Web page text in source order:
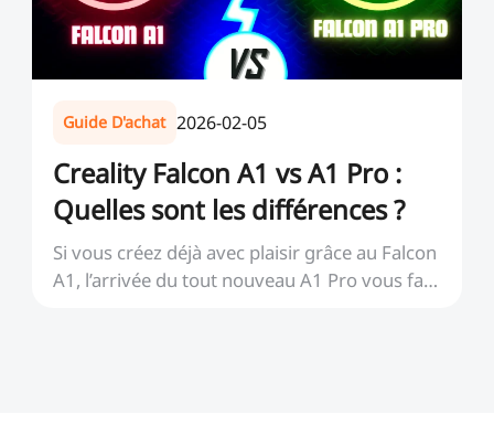
Guide D'achat 2026-02-05
Creality Falcon A1 vs A1 Pro :
Quelles sont les différences ?
Si vous créez déjà avec plaisir grâce au Falcon
A1, l’arrivée du tout nouveau A1 Pro vous fait